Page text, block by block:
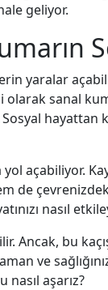
geliyor.
yaralar
olarak sanal
yol açabiliyor.
de
nasıl
Ancak, bu
ve
aşarız?